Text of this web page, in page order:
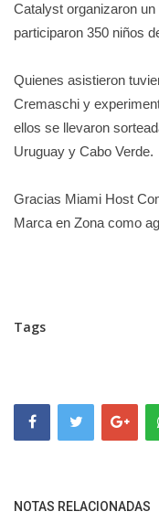
Catalyst organizaron
participaron 350 niños
Quienes asistieron
Cremaschi y
ellos se llevaron
Uruguay y Cabo Verde.
Gracias Miami Host
Marca en Zona como
Tags
NOTAS RELACIONADAS